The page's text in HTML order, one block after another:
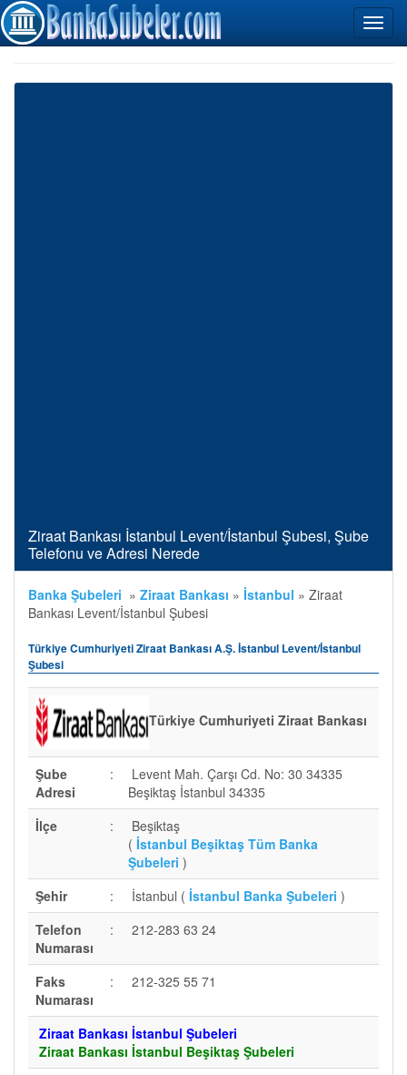
Ziraat Bankası İstanbul Levent/İstanbul Şubesi, Şube
Telefonu ve Adresi Nerede
Banka Şubeleri » Ziraat Bankası » İstanbul » Ziraat
Bankası Levent/İstanbul Şubesi
Türkiye Cumhuriyeti Ziraat Bankası A.Ş. İstanbul Levent/İstanbul
Şubesi
Türkiye Cumhuriyeti Ziraat Bankası
Şube
Adresi
:
Levent Mah. Çarşı Cd. No: 30 34335
Beşiktaş İstanbul 34335
İlçe
:
Beşiktaş
( İstanbul Beşiktaş Tüm Banka
Şubeleri )
Şehir
: İstanbul ( İstanbul Banka Şubeleri )
Telefon
Numarası
: 212-283 63 24
Faks
Numarası
: 212-325 55 71
Ziraat Bankası İstanbul Şubeleri
Ziraat Bankası İstanbul Beşiktaş Şubeleri